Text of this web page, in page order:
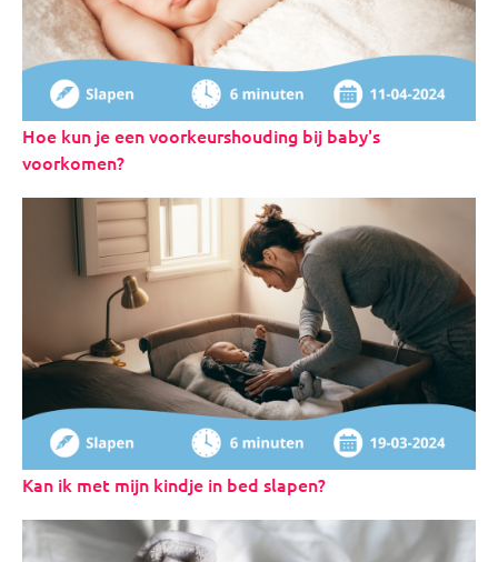
Hoe kun je een voorkeurshouding bij baby's
voorkomen?
Kan ik met mijn kindje in bed slapen?